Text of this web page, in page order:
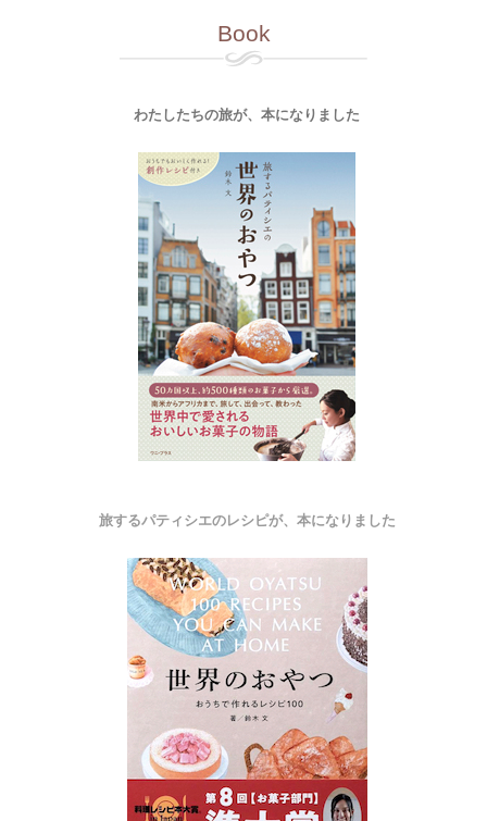
Book
わたしたちの旅が、本になりました
旅するパティシエのレシピが、本になりました